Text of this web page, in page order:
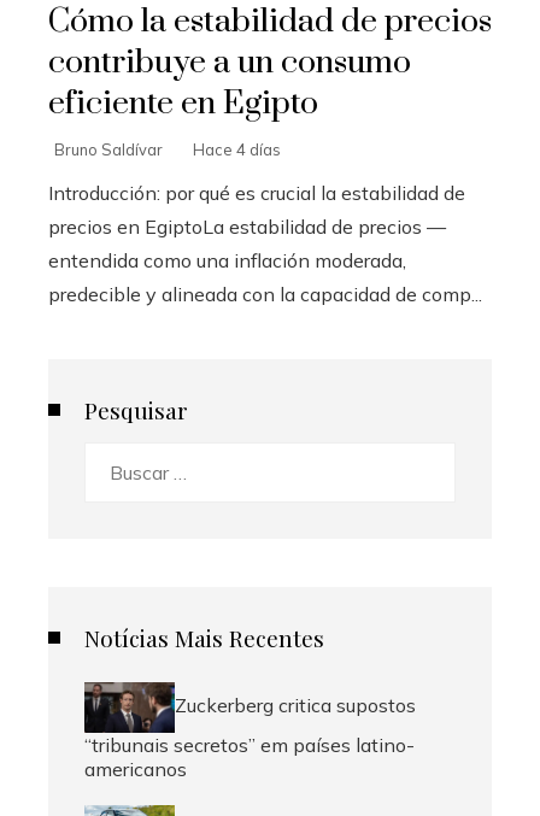
Cómo la estabilidad de precios
contribuye a un consumo
eficiente en Egipto
Bruno Saldívar Hace 4 días
Introducción: por qué es crucial la estabilidad de
precios en EgiptoLa estabilidad de precios —
entendida como una inflación moderada,
predecible y alineada con la capacidad de comp...
Pesquisar
Notícias Mais Recentes
Zuckerberg critica supostos
“tribunais secretos” em países latino-
americanos